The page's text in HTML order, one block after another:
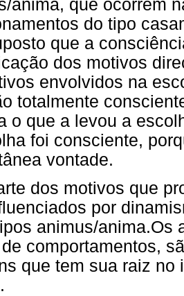
anima, que ocorrem
do tipo
que a
dos motivos
envolvidos na
totalmente
o que a levou a
foi consciente,
vontade.
dos motivos que
por
animus/anima.Os
comportamentos,
que tem sua raiz